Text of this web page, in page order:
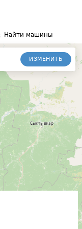
Найти машины
ИЗМЕНИТЬ